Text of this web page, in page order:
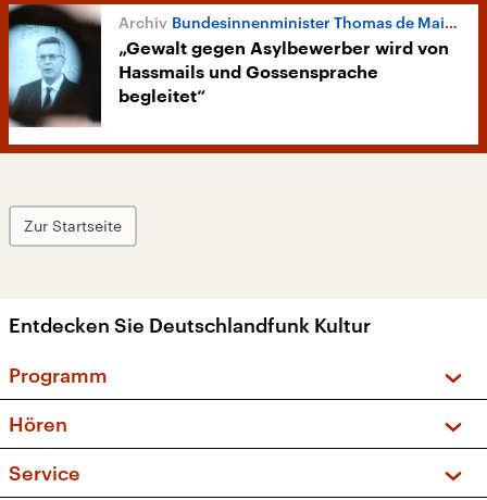
Bundesinnenminister Thomas de Maizière
„Gewalt gegen Asylbewerber wird von
Hassmails und Gossensprache
begleitet“
Zur Startseite
Entdecken Sie Deutschlandfunk Kultur
Programm
Sendungen und Podcasts
Musikliste
Hören
Service